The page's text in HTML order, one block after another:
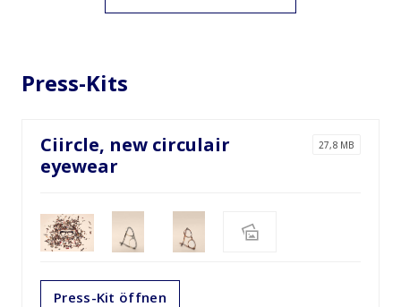
Press-Kits
Ciircle, new circulair
eyewear
27,8 MB
Press-Kit öffnen